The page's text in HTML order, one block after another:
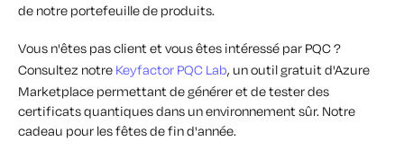
de notre portefeuille de produits.
Vous n'êtes pas client et vous êtes intéressé par PQC ?
Consultez notre Keyfactor PQC Lab, un outil gratuit d'Azure
Marketplace permettant de générer et de tester des
certificats quantiques dans un environnement sûr. Notre
cadeau pour les fêtes de fin d'année.